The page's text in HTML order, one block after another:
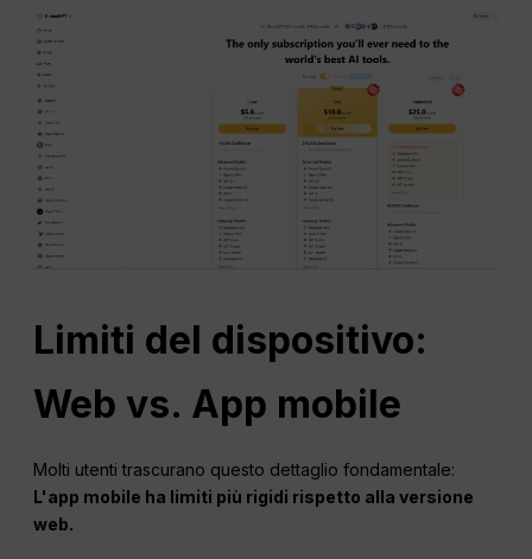
Limiti del dispositivo:
Web vs. App mobile
Molti utenti trascurano questo dettaglio fondamentale:
L'app mobile ha limiti più rigidi rispetto alla versione
web.